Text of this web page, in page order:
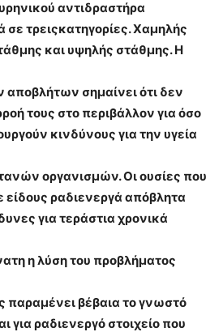
αντιδραστήρα
σε τρειςκατηγορίες. Χαμηλής
και υψηλής στάθμης. Η
σημαίνει ότι δεν
τους στο περιβάλλον για όσο
κινδύνους για την υγεία
οργανισμών. Οι ουσίες που
είδους ραδιενεργά απόβλητα
για τεράστια χρονικά
η λύση του προβλήματος
παραμένει βέβαια το γνωστό
για ραδιενεργό στοιχείο που